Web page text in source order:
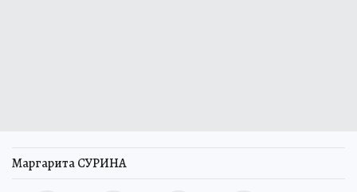
Маргарита СУРИНА